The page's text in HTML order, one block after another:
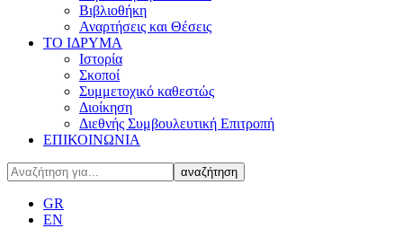
Βιβλιοθήκη
Αναρτήσεις και Θέσεις
ΤΟ ΙΔΡΥΜΑ
Ιστορία
Σκοποί
Συμμετοχικό καθεστώς
Διοίκηση
Διεθνής Συμβουλευτική Επιτροπή
ΕΠΙΚΟΙΝΩΝΙΑ
GR
EN